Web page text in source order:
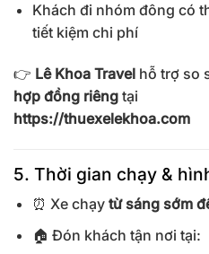
Khách đi nhóm đông có
tiết kiệm chi phí
👉 Lê Khoa Travel hỗ trợ so
hợp đồng riêng tại
https://thuexelekhoa.com
5. Thời gian chạy &
⏰ Xe chạy từ sáng sớm
🏠 Đón khách tận nơi tại: